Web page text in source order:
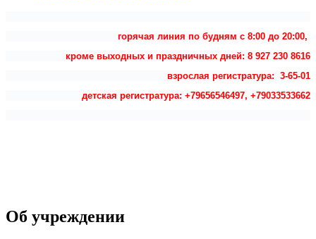
горячая линия по будням с 8:00 до 20:00,
кроме выходных и праздничных дней: 8 927 230 8616
взрослая регистратура: 3-65-01
детская регистратура: +79656546497, +79033533662
Об учреждении